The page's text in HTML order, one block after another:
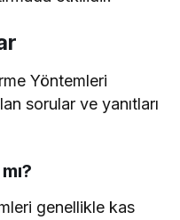
Yöntemleri
sorular ve yanıtları
genellikle kas